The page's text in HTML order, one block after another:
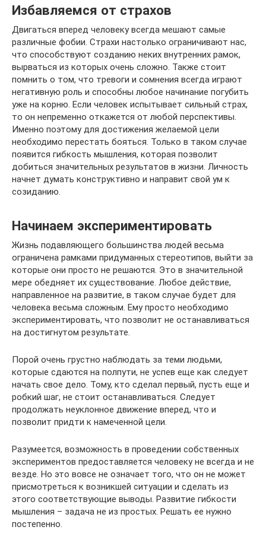
Избавляемся от страхов
Двигаться вперед человеку всегда мешают самые
различные фобии. Страхи настолько ограничивают нас,
что способствуют созданию неких внутренних рамок,
вырваться из которых очень сложно. Также стоит
помнить о том, что тревоги и сомнения всегда играют
негативную роль и способны любое начинание погубить
уже на корню. Если человек испытывает сильный страх,
то он непременно откажется от любой перспективы.
Именно поэтому для достижения желаемой цели
необходимо перестать бояться. Только в таком случае
появится гибкость мышления, которая позволит
добиться значительных результатов в жизни. Личность
начнет думать конструктивно и направит свой ум к
созиданию.
Начинаем экспериментировать
Жизнь подавляющего большинства людей весьма
ограничена рамками придуманных стереотипов, выйти за
которые они просто не решаются. Это в значительной
мере обедняет их существование. Любое действие,
направленное на развитие, в таком случае будет для
человека весьма сложным. Ему просто необходимо
экспериментировать, что позволит не останавливаться
на достигнутом результате.
Порой очень грустно наблюдать за теми людьми,
которые сдаются на полпути, не успев еще как следует
начать свое дело. Тому, кто сделал первый, пусть еще и
робкий шаг, не стоит останавливаться. Следует
продолжать неуклонное движение вперед, что и
позволит придти к намеченной цели.
Разумеется, возможность в проведении собственных
экспериментов предоставляется человеку не всегда и не
везде. Но это вовсе не означает того, что он не может
присмотреться к возникшей ситуации и сделать из
этого соответствующие выводы. Развитие гибкости
мышления – задача не из простых. Решать ее нужно
постепенно.